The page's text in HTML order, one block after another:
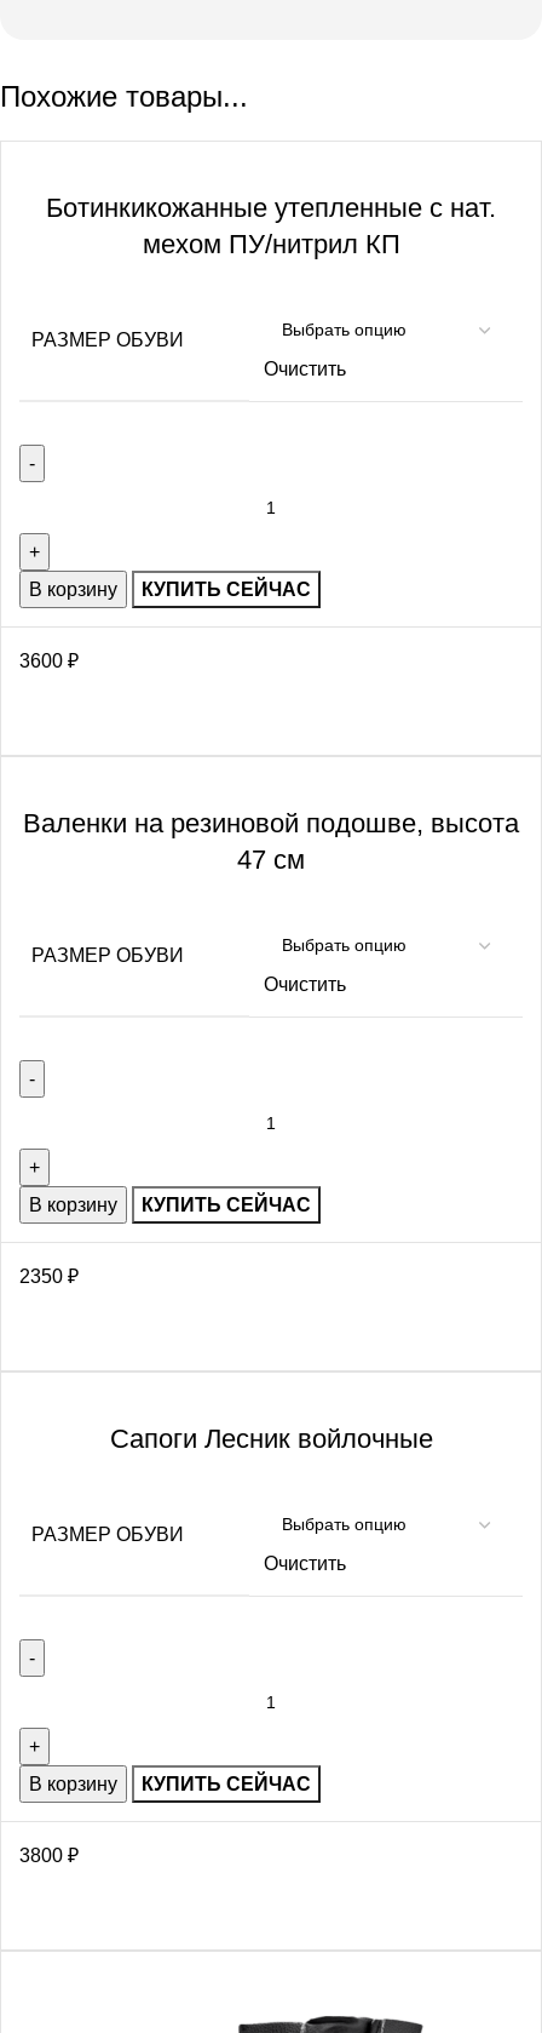
Похожие товары...
Ботинкикожанные утепленные с нат.
мехом ПУ/нитрил КП
РАЗМЕР ОБУВИ
Очистить
В корзину КУПИТЬ СЕЙЧАС
3600 ₽
Валенки на резиновой подошве, высота
47 см
РАЗМЕР ОБУВИ
Очистить
В корзину КУПИТЬ СЕЙЧАС
2350 ₽
Сапоги Лесник войлочные
РАЗМЕР ОБУВИ
Очистить
В корзину КУПИТЬ СЕЙЧАС
3800 ₽